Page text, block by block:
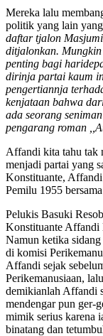
Mereka lalu
politik yang lain
daftar tjalon
ditjalonkan.
penting bagi
dirinja partai kaum
pengertiannja
kenjataan bahwa
ada seorang
pengarang roman
Affandi kita tahu tak
menjadi partai yang
Konstituante,
Pemilu 1955
Pelukis Basuki
Konstituante Affandi
Namun ketika
di komisi
Affandi sejak
Perikemanusiaan,
demikianlah Affandi
mendengar pun ger-
mimik serius karena
binatang dan